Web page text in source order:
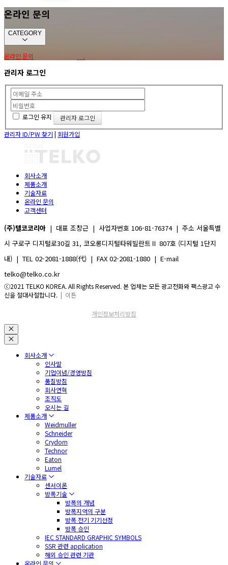
온라인 문의
CATEGORY
온라인 문의
관리자 로그인
로그인 유지
관리자 ID/PW 찾기 | 회원가입
회사소개
제품소개
기술자료
온라인 문의
고객센터
(주)텔코코리아 | 대표 조창근 | 사업자번호 106-81-76374 | 주소 서울특별
시 구로구 디지털로30길 31, 코오롱디지털타워빌란트Ⅱ 807호 (디지털 1단지
내) | TEL 02-2081-1888(代) | FAX 02-2081-1880 | E-mail
telko@telko.co.kr
ⓒ2021 TELKO KOREA. All Rights Reserved. 본 업체는 모든 광고전화와 팩스광고 수
신을 절대사절합니다. | 이튼
개인정보처리방침
회사소개
인사말
기업이념/경영방침
품질방침
회사연혁
조직도
오시는 길
제품소개
Weidmuller
Schneider
Crydom
Technor
Eaton
Lumel
기술자료
센서이론
방폭기술
방폭의 개념
방폭지역의 구분
방폭 전기 기기선정
방폭 승인
IEC STANDARD GRAPHIC SYMBOLS
SSR 관련 application
해외 승인 관련 기관
온라인 문의